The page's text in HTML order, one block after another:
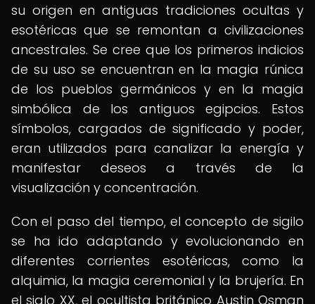
su origen en antiguas tradiciones ocultas y
esotéricas que se remontan a civilizaciones
ancestrales. Se cree que los primeros indicios
de su uso se encuentran en la magia rúnica
de los pueblos germánicos y en la magia
simbólica de los antiguos egipcios. Estos
símbolos, cargados de significado y poder,
eran utilizados para canalizar la energía y
manifestar deseos a través de la
visualización y concentración.
Con el paso del tiempo, el concepto de sigilo
se ha ido adaptando y evolucionando en
diferentes corrientes esotéricas, como la
alquimia, la magia ceremonial y la brujería. En
el siglo XX, el ocultista británico Austin Osman